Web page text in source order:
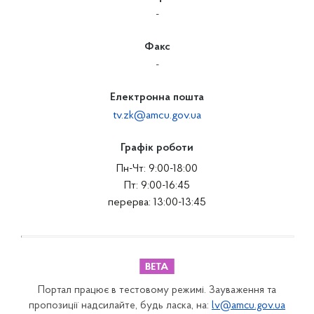
-
Факс
-
Електронна пошта
tv.zk@amcu.gov.ua
Графік роботи
Пн-Чт: 9:00-18:00
Пт: 9:00-16:45
перерва: 13:00-13:45
Портал працює в тестовому режимі. Зауваження та
пропозиції надсилайте, будь ласка, на: lv@amcu.gov.ua